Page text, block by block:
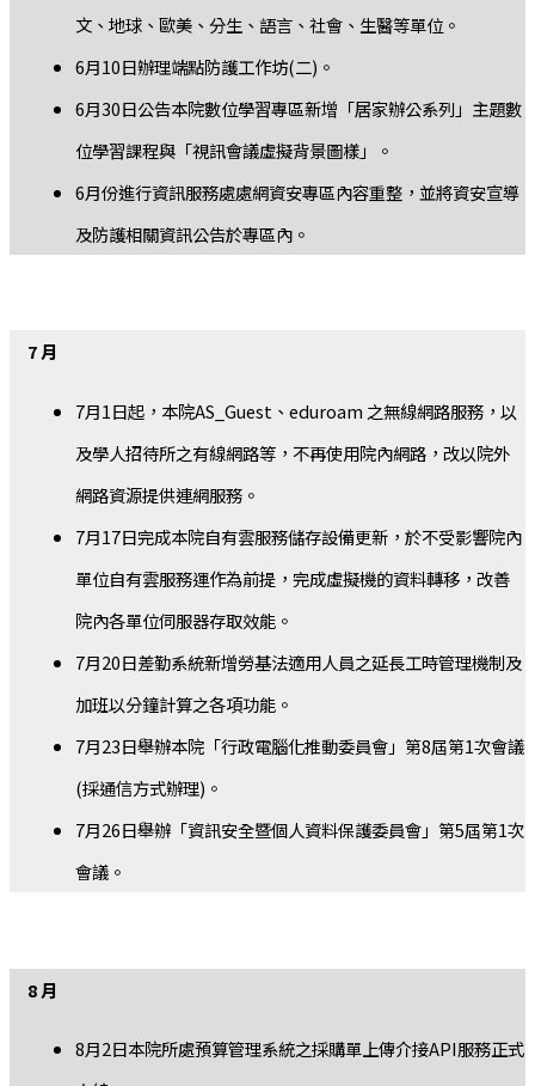
文、地球、歐美、分生、語言、社會、生醫等單位。
6月10日辦理端點防護工作坊(二)。
6月30日公告本院數位學習專區新增「居家辦公系列」主題數
位學習課程與「視訊會議虛擬背景圖樣」。
6月份進行資訊服務處處網資安專區內容重整，並將資安宣導
及防護相關資訊公告於專區內。
7 月
7月1日起，本院AS_Guest、eduroam 之無線網路服務，以
及學人招待所之有線網路等，不再使用院內網路，改以院外
網路資源提供連網服務。
7月17日完成本院自有雲服務儲存設備更新，於不受影響院內
單位自有雲服務運作為前提，完成虛擬機的資料轉移，改善
院內各單位伺服器存取效能。
7月20日差勤系統新增勞基法適用人員之延長工時管理機制及
加班以分鐘計算之各項功能。
7月23日舉辦本院「行政電腦化推動委員會」第8屆第1次會議
(採通信方式辦理)。
7月26日舉辦「資訊安全暨個人資料保護委員會」第5屆第1次
會議。
8 月
8月2日本院所處預算管理系統之採購單上傳介接API服務正式